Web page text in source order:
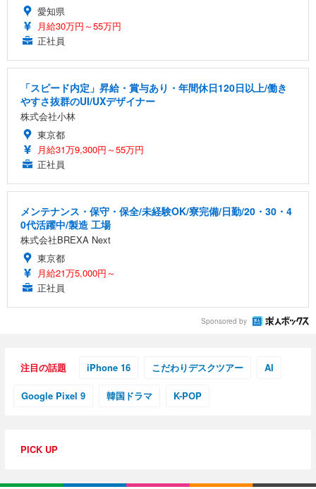
愛知県
月給30万円～55万円
正社員
「スピード内定」昇給・賞与あり・年間休日120日以上/働き
やすさ抜群のUI/UXデザイナー
株式会社小林
東京都
月給31万9,300円～55万円
正社員
メンテナンス・保守・保全/未経験OK/寮完備/日勤/20・30・4
0代活躍中/製造 工場
株式会社BREXA Next
東京都
月給21万5,000円～
正社員
Sponsored by
注目の話題 iPhone 16 こだわりデスクツアー AI
Google Pixel 9 韓国ドラマ K-POP
PICK UP